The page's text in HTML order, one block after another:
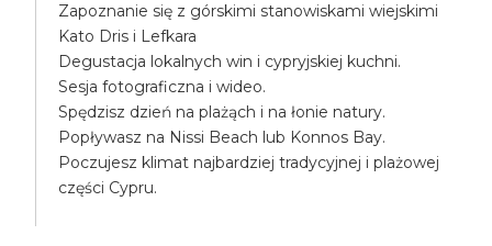
Zapoznanie się z górskimi stanowiskami wiejskimi
Kato Dris i Lefkara
Degustacja lokalnych win i cypryjskiej kuchni.
Sesja fotograficzna i wideo.
Spędzisz dzień na plażąch i na łonie natury.
Popływasz na Nissi Beach lub Konnos Bay.
Poczujesz klimat najbardziej tradycyjnej i plażowej
części Cypru.